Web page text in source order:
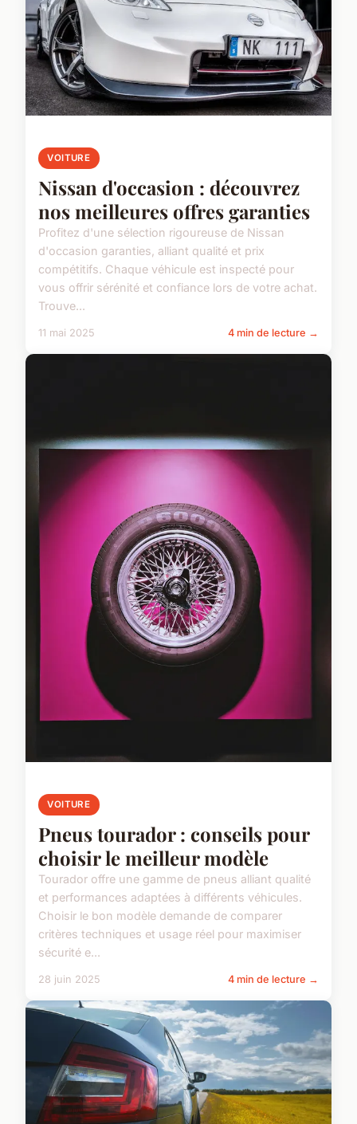
VOITURE
Nissan d'occasion : découvrez
nos meilleures offres garanties
Profitez d'une sélection rigoureuse de Nissan
d'occasion garanties, alliant qualité et prix
compétitifs. Chaque véhicule est inspecté pour
vous offrir sérénité et confiance lors de votre achat.
Trouve...
11 mai 2025 4 min de lecture →
VOITURE
Pneus tourador : conseils pour
choisir le meilleur modèle
Tourador offre une gamme de pneus alliant qualité
et performances adaptées à différents véhicules.
Choisir le bon modèle demande de comparer
critères techniques et usage réel pour maximiser
sécurité e...
28 juin 2025 4 min de lecture →